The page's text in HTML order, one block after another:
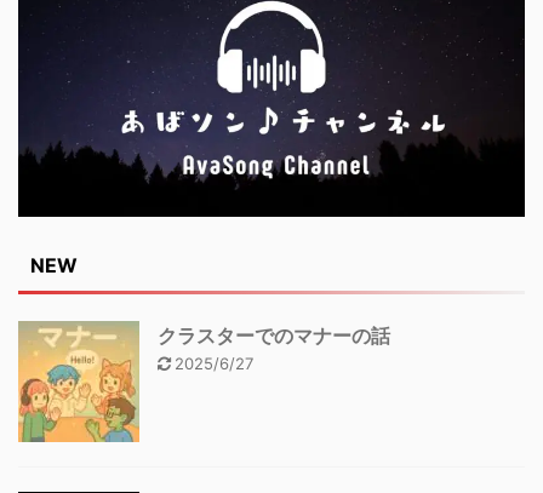
NEW
クラスターでのマナーの話
2025/6/27